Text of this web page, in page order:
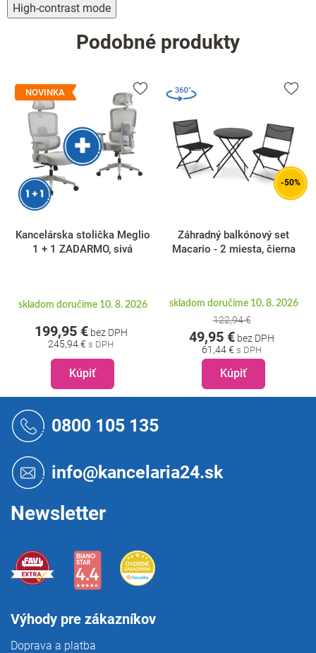
High-contrast mode
Podobné produkty
NOVINKA
Kancelárska stolička Meglio
1 + 1 ZADARMO, sivá
skladom doručíme 10. 8. 2026
245,94 €
199,95 €bez DPH
Kúpiť
-50%
Záhradný balkónový set
Macario - 2 miesta, čierna
skladom doručíme 10. 8. 2026
122,94 €
61,44 €
49,95 € bez DPH
Kúpiť
0800 105 135
info@kancelaria24.sk
Newsletter
Výhody pre zákazníkov
Doprava a platba